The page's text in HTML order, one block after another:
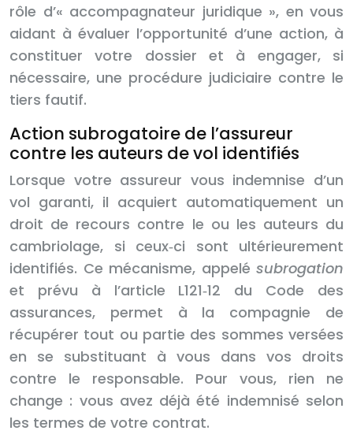
rôle d’« accompagnateur juridique », en vous
aidant à évaluer l’opportunité d’une action, à
constituer votre dossier et à engager, si
nécessaire, une procédure judiciaire contre le
tiers fautif.
Action subrogatoire de l’assureur
contre les auteurs de vol identifiés
Lorsque votre assureur vous indemnise d’un
vol garanti, il acquiert automatiquement un
droit de recours contre le ou les auteurs du
cambriolage, si ceux‑ci sont ultérieurement
identifiés. Ce mécanisme, appelé subrogation
et prévu à l’article L121‑12 du Code des
assurances, permet à la compagnie de
récupérer tout ou partie des sommes versées
en se substituant à vous dans vos droits
contre le responsable. Pour vous, rien ne
change : vous avez déjà été indemnisé selon
les termes de votre contrat.